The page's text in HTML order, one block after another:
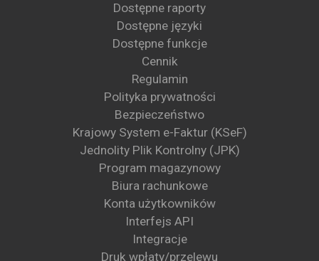
Dostępne raporty
Dostępne języki
Dostępne funkcje
Cennik
Regulamin
Polityka prywatności
Bezpieczeństwo
Krajowy System e-Faktur (KSeF)
Jednolity Plik Kontrolny (JPK)
Program magazynowy
Biura rachunkowe
Konta użytkowników
Interfejs API
Integracje
Druk wpłaty/przelewu